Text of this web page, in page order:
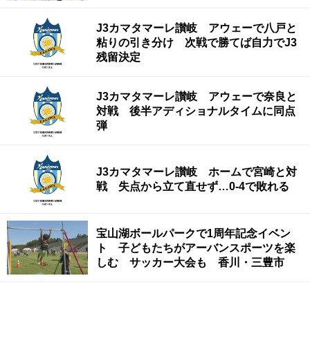
J3カマタマーレ讃岐 アウェーで八戸と
粘りの引き分け 次戦で勝てば自力でJ3
残留決定
J3カマタマーレ讃岐 アウェーで奈良と
対戦 後半アディショナルタイムに同点
弾
J3カマタマーレ讃岐 ホームで宮崎と対
戦 失点から立て直せず…0‐4で敗れる
宝山湖ボールパークで1周年記念イベン
ト 子どもたちがアーバンスポーツを楽
しむ サッカー大会も 香川・三豊市